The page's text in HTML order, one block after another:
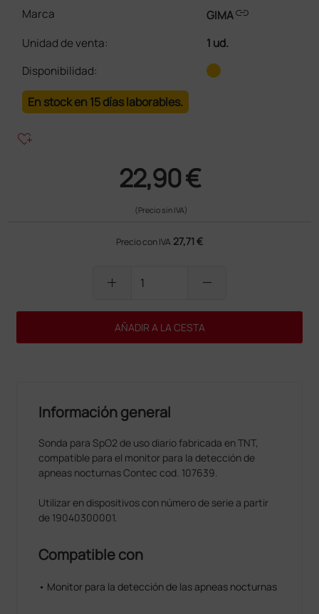
Marca
GIMAlink
Unidad de venta:
1 ud.
Disponibilidad:
En stock en 15 días laborables.
heart_plus
22,90 €
(Precio sin IVA)
Precio con IVA 27,71 €
add remove
AÑADIR A LA CESTA
Información general
Sonda para SpO2 de uso diario fabricada en TNT,
compatible para el monitor para la detección de
apneas nocturnas Contec cod. 107639.
Utilizar en dispositivos con número de serie a partir
de 19040300001.
Compatible con
• Monitor para la detección de las apneas nocturnas